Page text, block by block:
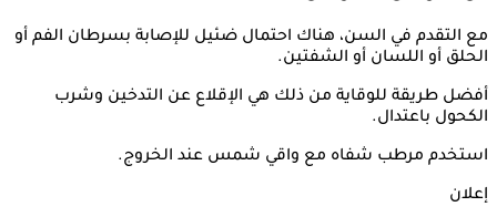
مع التقدم في السن، هناك احتمال ضئيل للإصابة بسرطان الفم أو
الحلق أو اللسان أو الشفتين.
أفضل طريقة للوقاية من ذلك هي الإقلاع عن التدخين وشرب
الكحول باعتدال.
استخدم مرطب شفاه مع واقي شمس عند الخروج.
إعلان